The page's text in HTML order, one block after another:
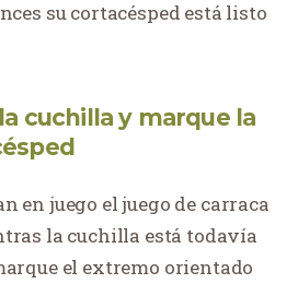
su cortacésped está listo
cuchilla y marque la
en juego el juego de carraca
la cuchilla está todavía
el extremo orientado